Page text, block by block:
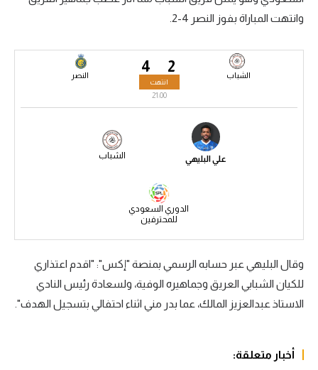
الدوري الإنجليزي
الدوري الإسباني
كرة طائرة
الوطن العربي
وانتهت المباراة بفوز النصر 4-2.
2 الشباب 4 النصر
انتهت
21:00
علي البليهي الشباب
الدوري السعودي
للمحترفين
وقال البليهي عبر حسابه الرسمي بمنصة "إكس": "اقدم اعتذاري
للكيان الشبابي العريق وجماهيره الوفية، ولسعادة رئيس النادي
الاستاذ عبدالعزيز المالك، عما بدر مني اثناء احتفالي بتسجيل الهدف".
أخبار متعلقة: